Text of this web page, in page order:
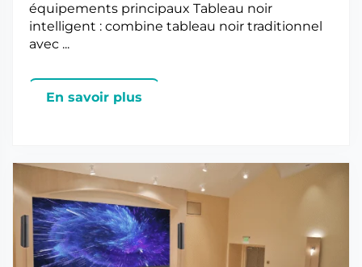
équipements principaux Tableau noir
intelligent : combine tableau noir traditionnel
avec ...
En savoir plus